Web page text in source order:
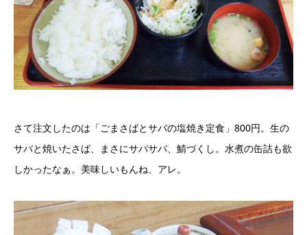
さて注文したのは「ごまさばとサバの塩焼き定食」800円。生の
サバと焼いたさば、まさにサバサバ、鯖づくし。水煮の缶詰も欲
しかったなぁ。美味しいもんね、アレ。